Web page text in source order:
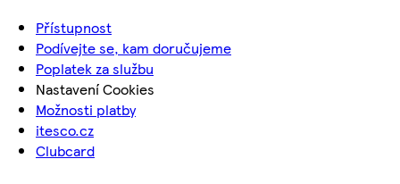
Přístupnost
Podívejte se, kam doručujeme
Poplatek za službu
Nastavení Cookies
Možnosti platby
itesco.cz
Clubcard